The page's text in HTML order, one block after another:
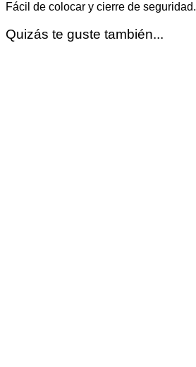
Fácil de colocar y cierre de seguridad.
Quizás te guste también...